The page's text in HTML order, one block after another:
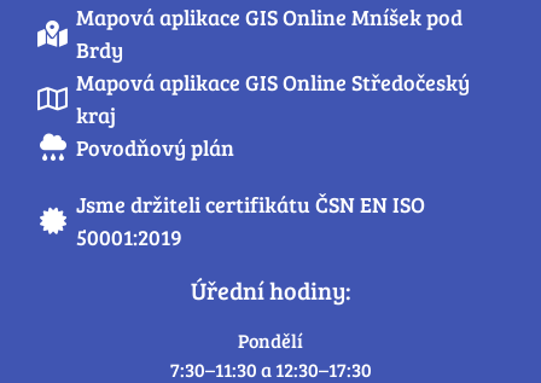
Mapová aplikace GIS Online Mníšek pod
Brdy
Mapová aplikace GIS Online Středočeský
kraj
Povodňový plán
Jsme držiteli certifikátu ČSN EN ISO
50001:2019
Úřední hodiny:
Pondělí
7:30–11:30 a 12:30–17:30